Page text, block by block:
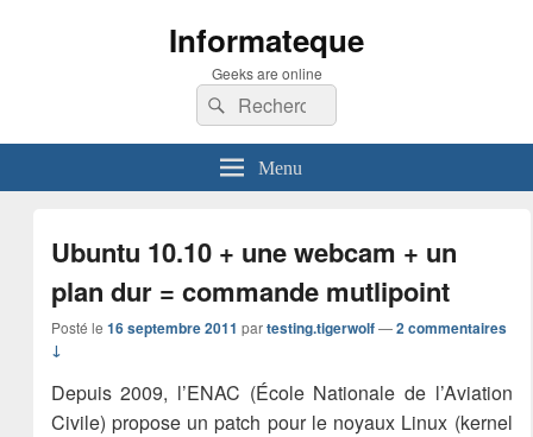
Informateque
Geeks are online
Recherche :
Rechercher
Menu
Ubuntu 10.10 + une webcam + un
plan dur = commande mutlipoint
Posté le 16 septembre 2011 partesting.tigerwolf —2 commentaires
↓
Depuis 2009, l’ENAC (École Nationale de l’Aviation
Civile) propose un patch pour le noyaux Linux (kernel